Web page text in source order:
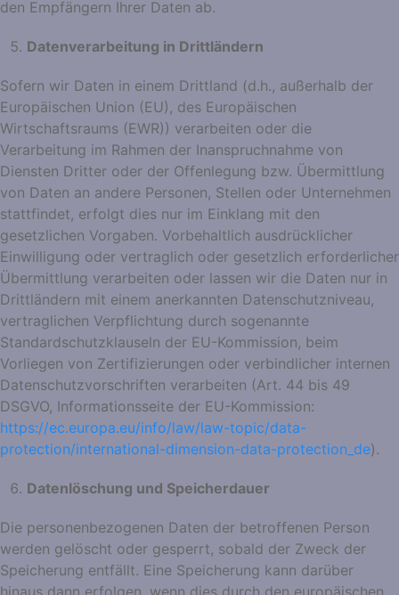
den Empfängern Ihrer Daten ab.
Datenverarbeitung in Drittländern
Sofern wir Daten in einem Drittland (d.h., außerhalb der
Europäischen Union (EU), des Europäischen
Wirtschaftsraums (EWR)) verarbeiten oder die
Verarbeitung im Rahmen der Inanspruchnahme von
Diensten Dritter oder der Offenlegung bzw. Übermittlung
von Daten an andere Personen, Stellen oder Unternehmen
stattfindet, erfolgt dies nur im Einklang mit den
gesetzlichen Vorgaben. Vorbehaltlich ausdrücklicher
Einwilligung oder vertraglich oder gesetzlich erforderlicher
Übermittlung verarbeiten oder lassen wir die Daten nur in
Drittländern mit einem anerkannten Datenschutzniveau,
vertraglichen Verpflichtung durch sogenannte
Standardschutzklauseln der EU-Kommission, beim
Vorliegen von Zertifizierungen oder verbindlicher internen
Datenschutzvorschriften verarbeiten (Art. 44 bis 49
DSGVO, Informationsseite der EU-Kommission:
https://ec.europa.eu/info/law/law-topic/data-
protection/international-dimension-data-protection_de).
Datenlöschung und Speicherdauer
Die personenbezogenen Daten der betroffenen Person
werden gelöscht oder gesperrt, sobald der Zweck der
Speicherung entfällt. Eine Speicherung kann darüber
hinaus dann erfolgen, wenn dies durch den europäischen